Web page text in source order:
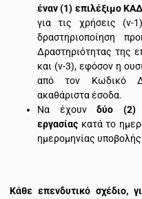
έναν (1) επιλέξιμο
για τις χρήσεις
δραστηριοποίηση
Δραστηριότητας της
και (ν-3), εφόσον η
από τον Κωδικό
ακαθάριστα έσοδα.
Να έχουν δύο (2)
εργασίας κατά το
ημερομηνίας
Κάθε επενδυτικό σχέδιο,